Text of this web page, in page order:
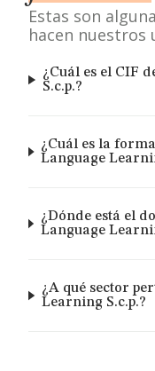
Estas son
hacen nuestros
¿Cuál es el CIF
S.c.p.?
¿Cuál es la
Language
¿Dónde está el
Language
¿A qué sector
Learning S.c.p.?